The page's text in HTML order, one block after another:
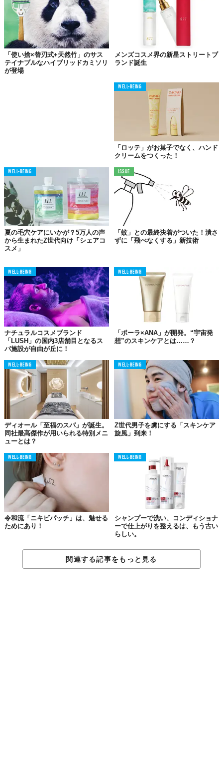
「使い捨×替刃式+天然竹」のサス
テイナブルなハイブリッドカミソリ
が登場
メンズコスメ界の新星ストリートブ
ランド誕生
WELL-BEING
「ロッテ」がお菓子でなく、ハンド
クリームをつくった！
WELL-BEING
夏の毛穴ケアにいかが？5万人の声
から生まれたZ世代向け「シェアコ
スメ」
ISSUE
「蚊」との最終決着がついた！潰さ
ずに「飛べなくする」新技術
WELL-BEING
ナチュラルコスメブランド
「LUSH」の国内3店舗目となるス
パ施設が自由が丘に！
WELL-BEING
「ポーラ×ANA」が開発。“宇宙発
想”のスキンケアとは……？
WELL-BEING
ディオール「至福のスパ」が誕生。
同社最高傑作が用いられる特別メニ
ューとは？
WELL-BEING
Z世代男子を虜にする「スキンケア
旋風」到来！
WELL-BEING
令和流「ニキビパッチ」は、魅せる
ためにあり！
WELL-BEING
シャンプーで洗い、コンディショナ
ーで仕上がりを整えるは、もう古い
らしい。
関連する記事をもっと見る